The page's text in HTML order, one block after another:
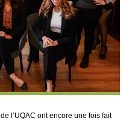
de l’UQAC ont encore une fois fait